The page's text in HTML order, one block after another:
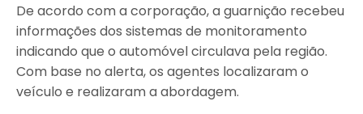
De acordo com a corporação, a guarnição recebeu
informações dos sistemas de monitoramento
indicando que o automóvel circulava pela região.
Com base no alerta, os agentes localizaram o
veículo e realizaram a abordagem.